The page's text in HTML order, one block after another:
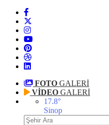
FOTO GALERİ
VİDEO GALERİ
17.8°
Sinop